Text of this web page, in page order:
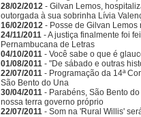
28/02/2012 - Gilvan Lemos,
outorgada à sua sobrinha Lívia
16/02/2012 - Posse de Gilvan
24/11/2011 - A justiça finalmente foi
Pernambucana de Letras
04/10/2011 - Você sabe o que é
01/08/2011 - "De sábado e outras
22/07/2011 - Programação da 14ª
São Bento do Una
30/04/2011 - Parabéns, São Bento
nossa terra governo próprio
22/07/2011 - Som na 'Rural Willis'